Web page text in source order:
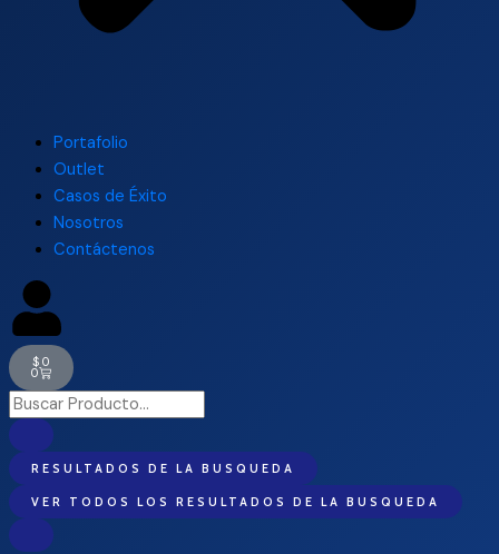
Portafolio
Outlet
Casos de Éxito
Nosotros
Contáctenos
$0
0
Cart
Search
...
RESULTADOS DE LA BUSQUEDA
VER TODOS LOS RESULTADOS DE LA BUSQUEDA